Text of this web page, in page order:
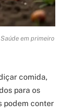
em primeiro
comida,
para os
podem conter